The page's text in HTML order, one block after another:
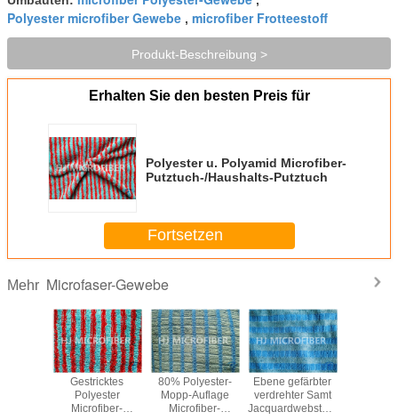
Polyester microfiber Gewebe , microfiber Frotteestoff
Produkt-Beschreibung >
Erhalten Sie den besten Preis für
Polyester u. Polyamid Microfiber-
Putztuch-/Haushalts-Putztuch
Fortsetzen
Mehr Microfaser-Gewebe
Gestricktes
Polyester
Microfiber-
80% Polyester-
Mopp-Auflage
Microfiber-
Ebene gefärbter
verdrehter Samt
Jacquardwebstuhl-